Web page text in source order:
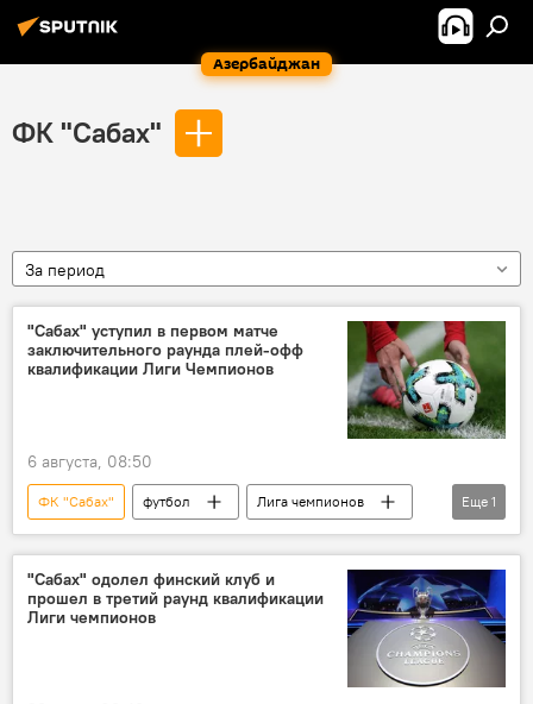
Азербайджан
ФК "Сабах"
За период
"Сабах" уступил в первом матче
заключительного раунда плей-офф
квалификации Лиги Чемпионов
6 августа, 08:50
ФК "Сабах" футбол
Лига чемпионов
Плей-офф
Еще 1
"Сабах" одолел финский клуб и
прошел в третий раунд квалификации
Лиги чемпионов